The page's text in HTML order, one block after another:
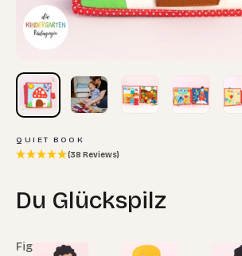
QUIET BOOK
(38 Reviews)
Du Glückspilz
Figur: Leon